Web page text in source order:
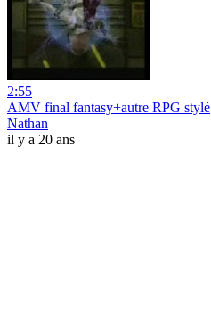
2:55
AMV final fantasy+autre RPG stylé
Nathan
il y a 20 ans